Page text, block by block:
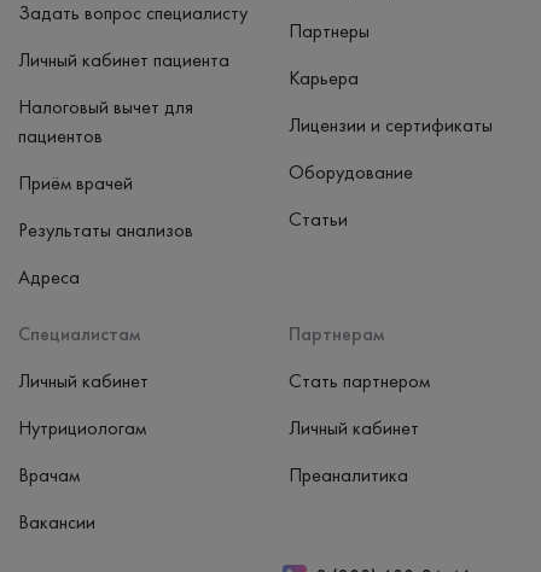
Задать вопрос специалисту
Личный кабинет пациента
Налоговый вычет для
пациентов
Приём врачей
Результаты анализов
Адреса
Специалистам
Личный кабинет
Нутрициологам
Врачам
Вакансии
Партнерам
Стать партнером
Личный кабинет
Преаналитика
Партнеры
Карьера
Лицензии и сертификаты
Оборудование
Статьи